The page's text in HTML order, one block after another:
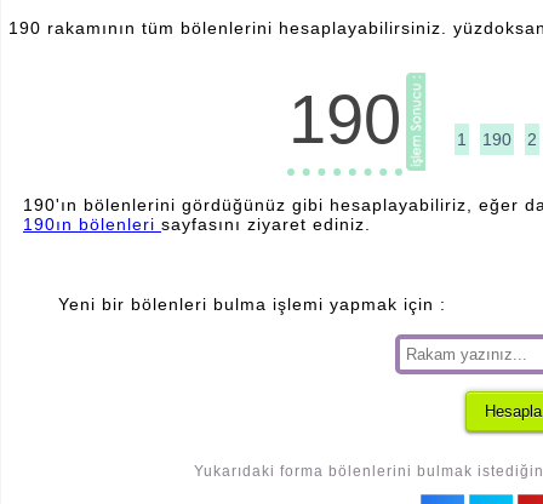
190 rakamının tüm bölenlerini hesaplayabilirsiniz.
190 1 190 2
190'ın bölenlerini gördüğünüz gibi hesaplayabiliriz, eğer
190ın bölenleri sayfasını ziyaret ediniz.
Yeni bir bölenleri bulma işlemi yapmak için :
Yukarıdaki forma bölenlerini bulmak